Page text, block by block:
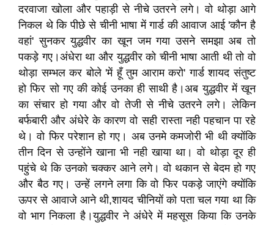
दरवाजा खोला और पहाड़ी से नीचे उतरने लगे। वो थोड़ा आगे
निकल थे कि पीछे से चीनी भाषा में गार्ड की आवाज आई 'कौन है
वहां'सुनकर युद्धवीर का खून जम गया उसने समझा अब तो
पकड़े गए।अंधेरा था और युद्धवीर को चीनी भाषा आती थी तो वो
थोड़ा सम्भल कर बोले 'में हूँ तुम आराम करो'गार्ड शायद संतुष्ट
हो फिर सो गए की कोई उनका ही साथी है।अब युद्धवीर में खून
का संचार हो गया और वो तेजी से नीचे उतरने लगे। लेकिन
बर्फबारी और अंधेरे के कारण वो सही रास्ता नही पहचान पा रहे
थे। वो फिर परेशान हो गए। अब उनमे कमजोरी भी थी क्योंकि
तीन दिन से उन्होंने खाना भी नही खाया था। वो थोड़ा दूर ही
पहुंचे थे कि उनको चक्कर आने लगे। वो थकान से बेदम हो गए
और बैठ गए। उन्हें लगने लगा कि वो फिर पकड़े जाएंगे क्योंकि
ऊपर से आवाजे आने थी,शायद चीनियों को पता चल गया था कि
वो भाग निकला है।युद्धवीर ने अंधेरे में महसूस किया कि उनके